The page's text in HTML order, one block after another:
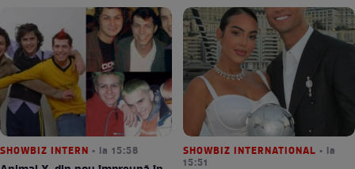
SHOWBIZ INTERN • la 15:58 SHOWBIZ INTERNATIONAL • la
15:51